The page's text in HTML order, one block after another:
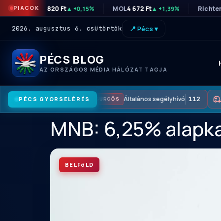
PIACOK
OTP46 820 Ft▲ +0,15% MOL4 672 Ft▲ +1,39% Richter
2026. augusztus 6. csütörtök 📍 Pécs ▾
PÉCS BLOG
AZ ORSZÁGOS MÉDIA HÁLÓZAT TAGJA
PÉCS GYORSELÉRÉS SÜRGŐS Általános segélyhívó 112
MNB: 6,25%
BELFöLD